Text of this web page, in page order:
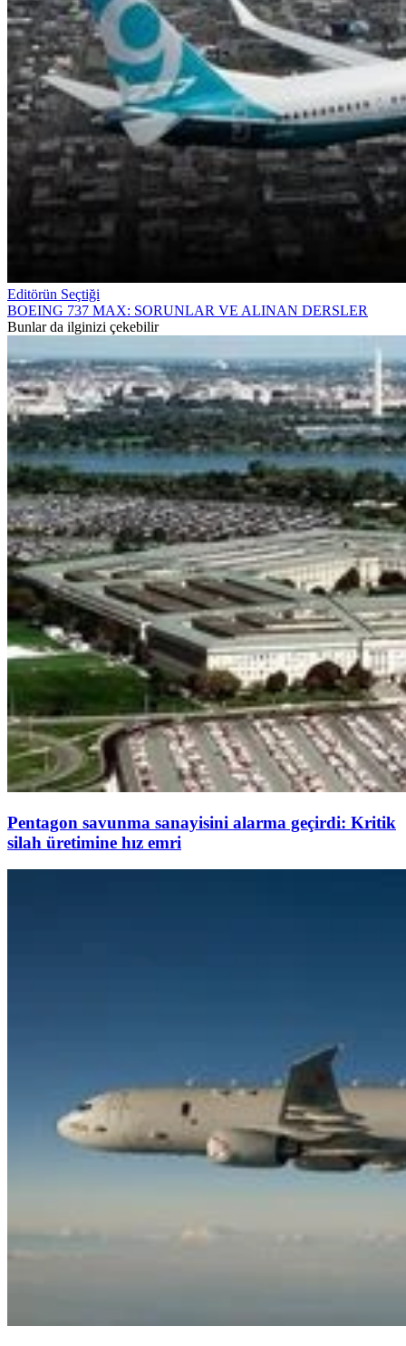
Editörün Seçtiği
BOEING 737 MAX: SORUNLAR VE ALINAN DERSLER
Bunlar da ilginizi çekebilir
Pentagon savunma sanayisini alarma geçirdi: Kritik
silah üretimine hız emri